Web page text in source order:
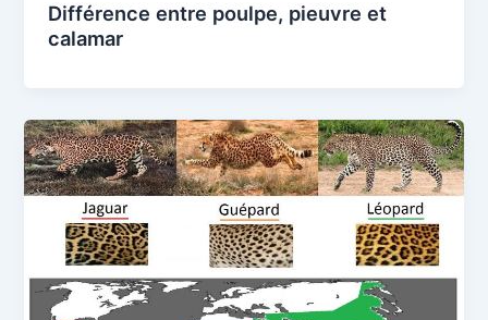
Différence entre poulpe, pieuvre et
calamar